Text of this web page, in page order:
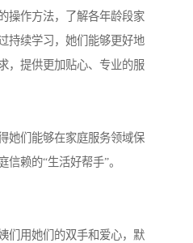
操作方法，了解各年龄段家
续学习，她们能够更好地
，提供更加贴心、专业的服
她们能够在家庭服务领域保
赖的“生活好帮手”。
们用她们的双手和爱心，默